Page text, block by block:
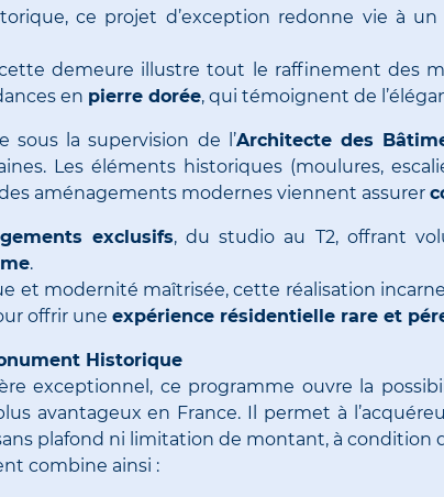
ce projet d’exception redonne vie à
cette demeure illustre tout le raffinement des
en pierre dorée, qui témoignent de
sous la supervision de l’Architecte des
Les éléments historiques (moulures,
aménagements modernes viennent assurer
exclusifs, du studio au T2, offrant
.
et modernité maîtrisée, cette réalisation
offrir une expérience résidentielle rare et
Historique
exceptionnel, ce programme ouvre la
avantageux en France. Il permet à
plafond ni limitation de montant, à condition
combine ainsi :